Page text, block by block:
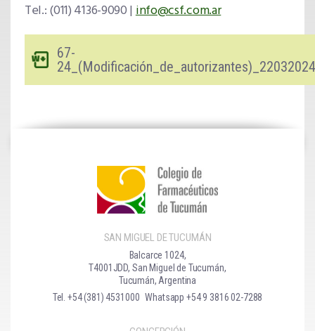
Tel.: (011) 4136-9090 |info@csf.com.ar
67-
24_(Modificación_de_autorizantes)_22032024
SAN MIGUEL DE TUCUMÁN
Balcarce 1024,
T4001JDD, San Miguel de Tucumán,
Tucumán, Argentina
Tel. +54 (381) 4531000 Whatsapp +54 9 3816 02-7288